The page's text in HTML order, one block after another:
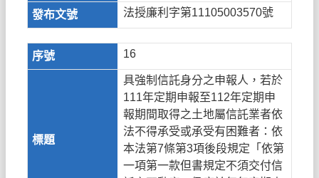
法授廉利字第11105003570號
16
具強制信託身分之申報人，若於
111年定期申報至112年定期申
報期間取得之土地屬信託業者依
法不得承受或承受有困難者：依
本法第7條第3項後段規定「依第
一項第一款但書規定不須交付信